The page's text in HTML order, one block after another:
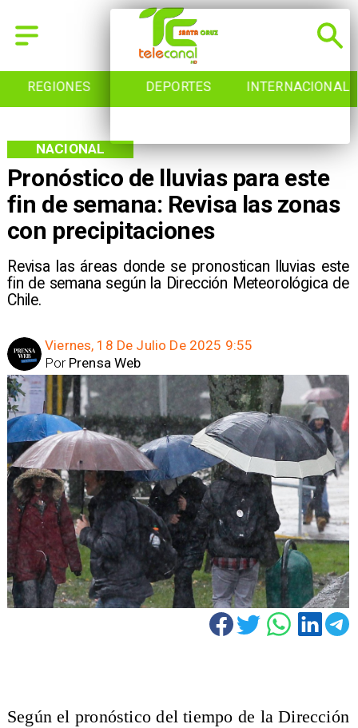
REGIONES DEPORTES INTERNACIONAL
Pronóstico de lluvias para este
fin de semana: Revisa las zonas
con precipitaciones
Revisa las áreas donde se pronostican lluvias este
fin de semana según la Dirección Meteorológica de
Chile.
NACIONAL
Viernes, 18 De Julio De 2025 9:55
Prensa Web
Por
Según el pronóstico del tiempo de la Dirección